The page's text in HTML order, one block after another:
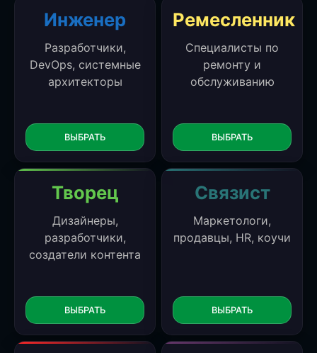
Инженер
Разработчики,
DevOps, системные
архитекторы
ВЫБРАТЬ
Ремесленник
Специалисты по
ремонту и
обслуживанию
ВЫБРАТЬ
Творец
Дизайнеры,
разработчики,
создатели контента
ВЫБРАТЬ
Связист
Маркетологи,
продавцы, HR, коучи
ВЫБРАТЬ